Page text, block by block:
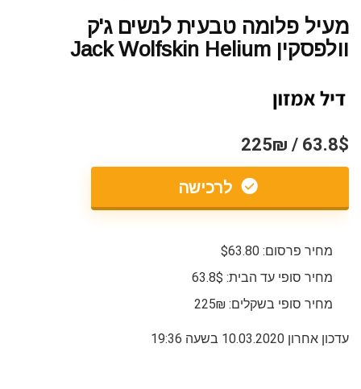
מעיל פלומה טבעית לנשים ג'ק
וולפסקין Jack Wolfskin Helium
63.8$ / 225₪
לרכישה
מחיר פרסום: $63.80
מחיר סופי עד הבית: 63.8$
מחיר סופי בשקלים: 225₪
עדכון אחרון 10.03.2020 בשעה 19:36